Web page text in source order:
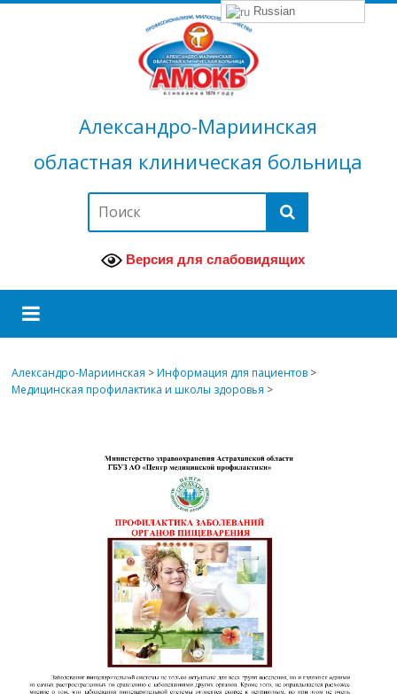
Александро-Мариинская
областная клиническая больница
Версия для слабовидящих
Александро-Мариинская >Информация для пациентов >
Медицинская профилактика и школы здоровья >
Russian